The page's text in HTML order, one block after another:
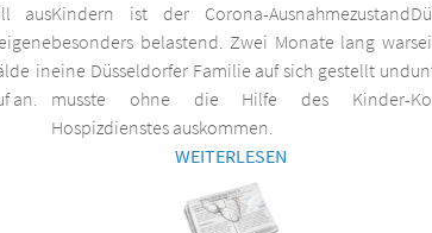
aus
in
an.
Kindern ist der Corona-Ausnahmezustand
besonders belastend. Zwei Monate lang war
eine Düsseldorfer Familie auf sich gestellt und
musste ohne die Hilfe des Kinder-
Hospizdienstes auskommen.
WEITERLESEN